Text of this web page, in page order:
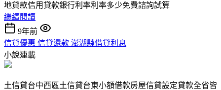
地貸款信用貸款銀行利率利率多少免費諮詢試算
繼續閱讀
9年前
信貸優惠 信貸還款 澎湖縣借貸利息
小說連載
土信貸台中西區土信貸台東小額借款房屋信貸設定貸款全省皆